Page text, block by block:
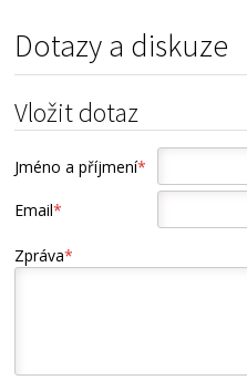
Dotazy a diskuze
Vložit dotaz
Jméno a příjmení*
Email*
Zpráva*